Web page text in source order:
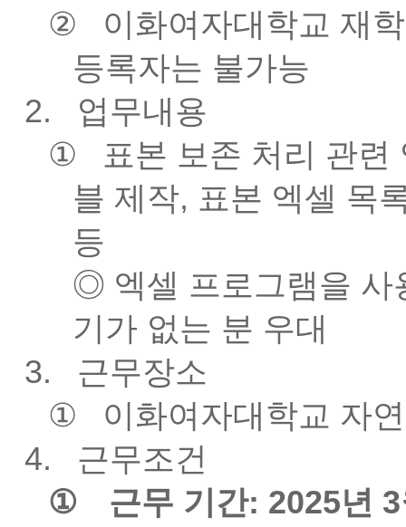
②
이화여자대학교 재
등록자는 불가능
2.
업무내용
①
표본 보존 처리 관련
블 제작, 표본 엑셀 목
등
◎ 엑셀 프로그램을 사
기가 없는 분 우대
3.
근무장소
①
이화여자대학교 자
4.
근무조건
①
근무 기간: 2025년